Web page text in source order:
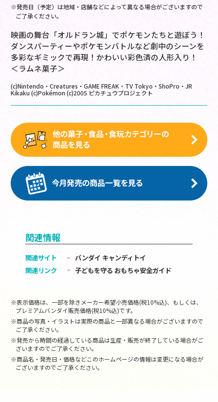
※発売日（予定）は地域・店舗などによって異なる場合がございますので
ご了承ください。
映画の舞台「オルドラン城」でポケモンたちと遊ぼう！
ダンスパーティーやポケモンバトルなど劇中のシーンを
多彩なギミックで再現！かわいい彩色済の人形入り！
＜ラムネ菓子＞
(c)Nintendo・Creatures・GAME FREAK・TV Tokyo・ShoPro・JR
Kikaku (c)Pokémon (c)2005 ピカチュウプロジェクト
関連情報
関連サイト
バンダイ キャンディトイ
関連リンク
子どもを守る おもちゃ安全ガイド
※表示価格は、一部を除きメーカー希望小売価格(税10%込)、もしくは、
プレミアムバンダイ販売価格(税10%込)です。
※商品の写真・イラストは実際の商品と一部異なる場合がございますので
ご了承ください。
※発売から時間の経過している商品は生産・販売が終了している場合がご
ざいますのでご了承ください。
※商品名・発売日・価格などこのホームページの情報は変更になる場合が
ございますのでご了承ください。